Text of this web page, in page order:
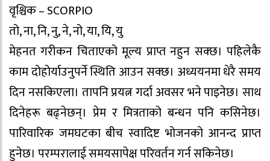
वृश्चिक – SCORPIO
तो, ना, नि, नु, ने, नो, या, यि, यु
मेहनत गरीकन चिताएको मूल्य प्राप्त नहुन सक्छ। पहिलेकै
काम दोहोर्याउनुपर्ने स्थिति आउन सक्छ। अध्ययनमा धेरै समय
दिन नसकिएला। तापनि प्रयत्न गर्दा अवसर भने पाइनेछ। साथ
दिनेहरू बढ्नेछन्। प्रेम र मित्रताको बन्धन पनि कसिनेछ।
पारिवारिक जमघटका बीच स्वादिष्ट भोजनको आनन्द प्राप्त
हुनेछ। परम्परालाई समयसापेक्ष परिवर्तन गर्न सकिनेछ।